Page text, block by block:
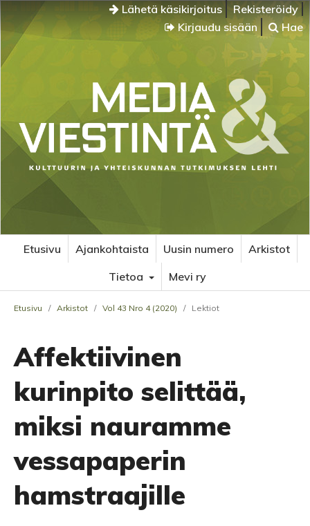
Lähetä käsikirjoitus
Rekisteröidy
Kirjaudu sisään
Hae
Etusivu Ajankohtaista Uusin numero
Arkistot
Tietoa
Mevi ry
Etusivu / Arkistot / Vol 43 Nro 4 (2020) / Lektiot
Affektiivinen
kurinpito selittää,
miksi nauramme
vessapaperin
hamstraajille